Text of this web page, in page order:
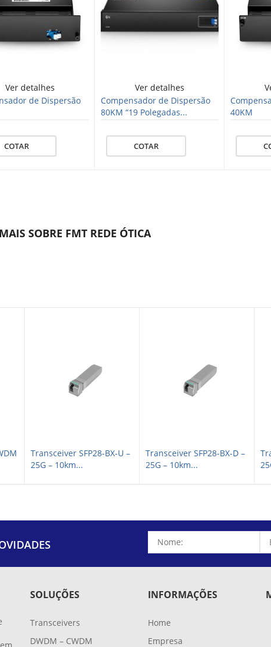
Ver detalhes
de Dispersão
COTAR
Ver detalhes
Compensador de Dispersão
80KM “19 Polegadas...
COTAR
40KM
SOBRE FMT REDE ÓTICA
Transceiver SFP28-BX-U –
25G – 10km...
Transceiver SFP28-BX-D –
25G – 10km...
SOLUÇÕES
Transceivers
DWDM – CWDM
INFORMAÇÕES
Home
Empresa